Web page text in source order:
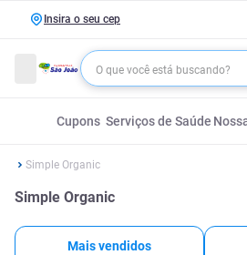
Insira o seu cep
Cupons Serviços de Saúde
Simple Organic
Simple Organic
Mais vendidos